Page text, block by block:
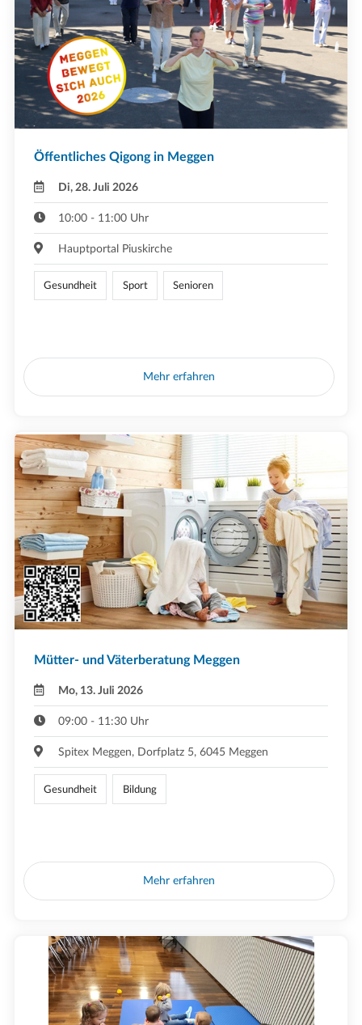
Öffentliches Qigong in Meggen
Di, 28. Juli 2026
10:00 - 11:00 Uhr
Hauptportal Piuskirche
Gesundheit Sport Senioren
Mehr erfahren
Mütter- und Väterberatung Meggen
Mo, 13. Juli 2026
09:00 - 11:30 Uhr
Spitex Meggen, Dorfplatz 5, 6045 Meggen
Gesundheit Bildung
Mehr erfahren